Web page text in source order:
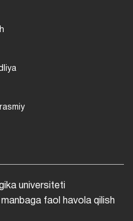
universiteti
faol havola qilish